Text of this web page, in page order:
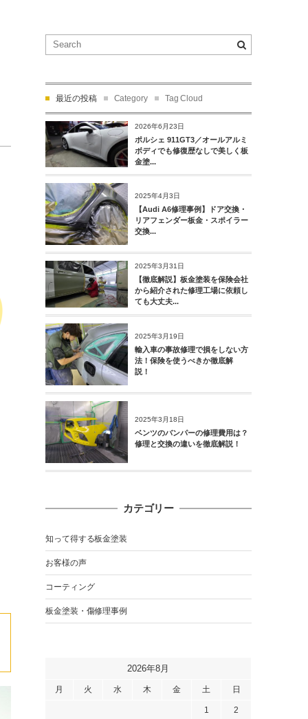
最近の投稿 Category Tag Cloud
2026年6月23日
ポルシェ 911GT3／オールアルミ
ボディでも修復歴なしで美しく板
金塗...
2025年4月3日
【Audi A6修理事例】ドア交換・
リアフェンダー板金・スポイラー
交換...
2025年3月31日
【徹底解説】板金塗装を保険会社
から紹介された修理工場に依頼し
ても大丈夫...
2025年3月19日
輸入車の事故修理で損をしない方
法！保険を使うべきか徹底解
説！
2025年3月18日
ベンツのバンパーの修理費用は？
修理と交換の違いを徹底解説！
カテゴリー
知って得する板金塗装
お客様の声
コーティング
板金塗装・傷修理事例
2026年8月
月 火 水 木 金 土 日
1 2